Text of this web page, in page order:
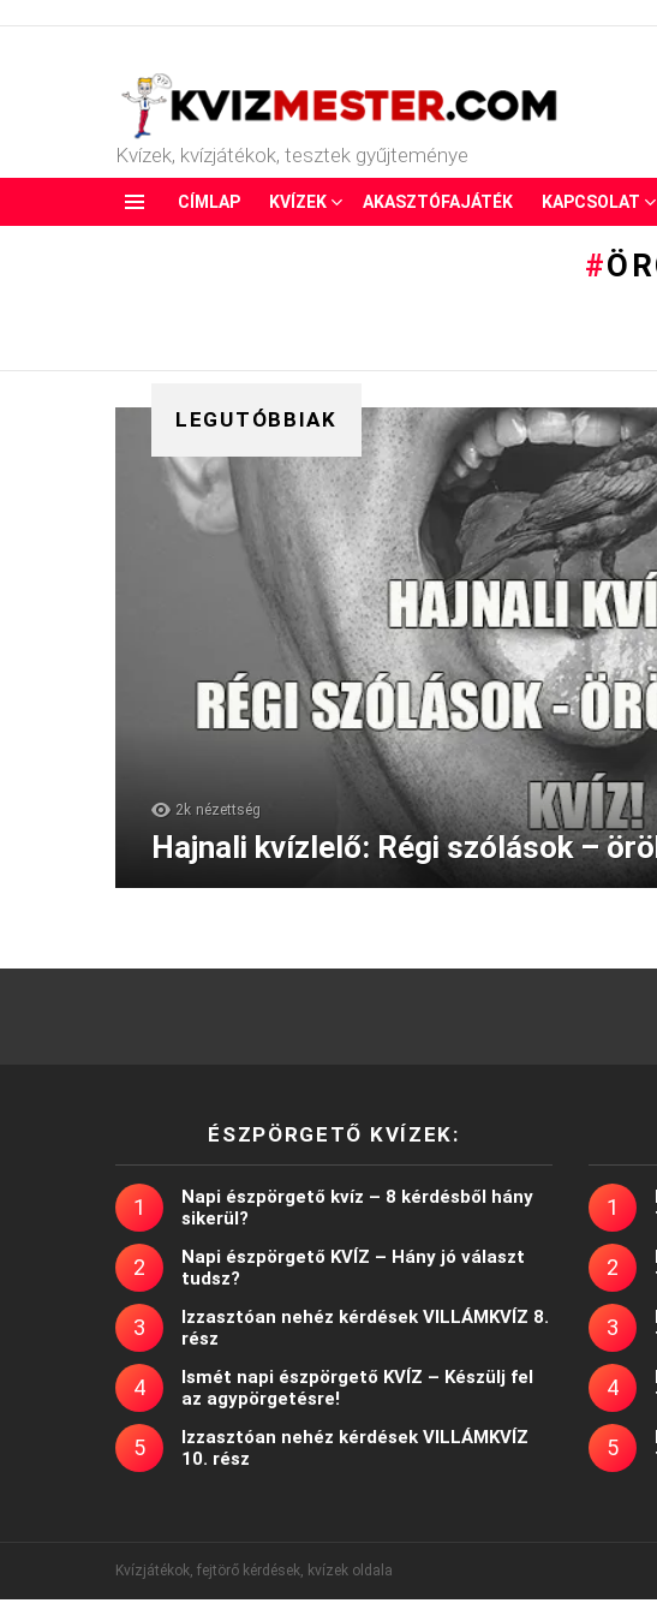
Kvízek, kvízjátékok, tesztek gyűjteménye
CÍMLAP KVÍZEK AKASZTÓFAJÁTÉK KAPCSOLAT
LEGUTÓBBIAK
2k nézettség
Hajnali kvízlelő: Régi szólások –
ÉSZPÖRGETŐ KVÍZEK:
Napi észpörgető kvíz – 8 kérdésből hány
sikerül?
Napi észpörgető KVÍZ – Hány jó választ
tudsz?
Izzasztóan nehéz kérdések VILLÁMKVÍZ 8.
rész
Ismét napi észpörgető KVÍZ – Készülj fel
az agypörgetésre!
Izzasztóan nehéz kérdések VILLÁMKVÍZ
10. rész
Kvízjátékok, fejtörő kérdések, kvízek oldala